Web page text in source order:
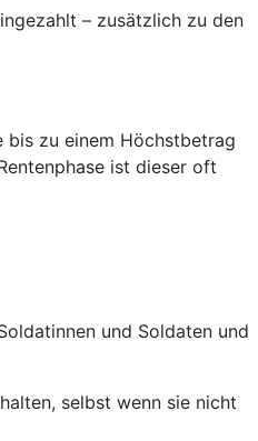
– zusätzlich zu den
bis zu einem Höchstbetrag
ist dieser oft
und Soldaten und
selbst wenn sie nicht